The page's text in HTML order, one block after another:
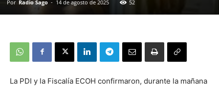
Por Radio Sago - 14 de agosto de 2025 52
La PDI y la Fiscalía ECOH confirmaron, durante la mañana